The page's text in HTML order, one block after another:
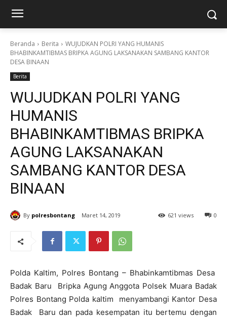
Beranda Berita
WUJUDKAN POLRI YANG HUMANIS
BHABINKAMTIBMAS BRIPKA AGUNG LAKSANAKAN SAMBANG KANTOR
DESA BINAAN
Berita
WUJUDKAN POLRI YANG
HUMANIS
BHABINKAMTIBMAS BRIPKA
AGUNG LAKSANAKAN
SAMBANG KANTOR DESA
BINAAN
By polresbontang Maret 14, 2019 0
621 views
Polda Kaltim, Polres Bontang – Bhabinkamtibmas Desa
Badak Baru Bripka Agung Anggota Polsek Muara Badak
Polres Bontang Polda kaltim menyambangi Kantor Desa
Badak Baru dan pada kesempatan itu bertemu dengan